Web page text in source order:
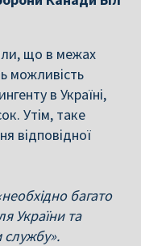
що в межах
можливість
в Україні,
Утім, таке
відповідної
багато
України та
службу».